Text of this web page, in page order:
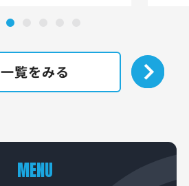
一覧をみる
MENU